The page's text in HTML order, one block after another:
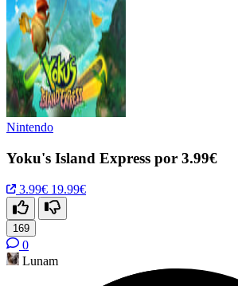
Nintendo
Yoku's Island Express por 3.99€
3.99€ 19.99€
169
0
Lunam